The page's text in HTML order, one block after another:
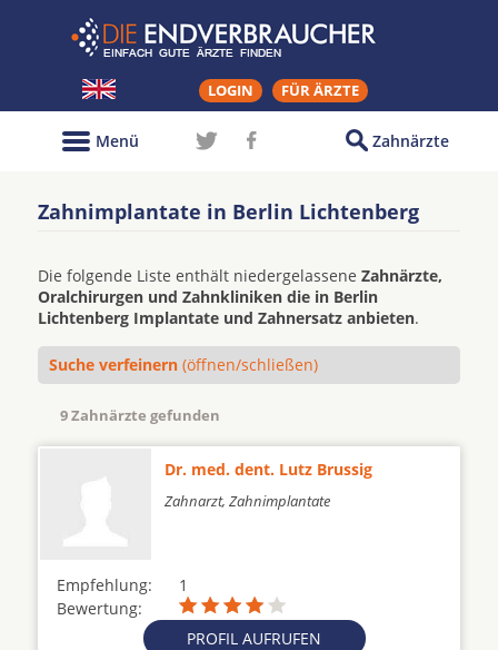
LOGIN FÜR ÄRZTE
Zahnärzte
Menü
Zahnimplantate in Berlin Lichtenberg
Die folgende Liste enthält niedergelassene Zahnärzte,
Oralchirurgen und Zahnkliniken die in Berlin
Lichtenberg Implantate und Zahnersatz anbieten.
Suche verfeinern (öffnen/schließen)
9 Zahnärzte gefunden
Dr. med. dent. Lutz Brussig
Zahnarzt, Zahnimplantate
Empfehlung:
1
Bewertung:
PROFIL AUFRUFEN